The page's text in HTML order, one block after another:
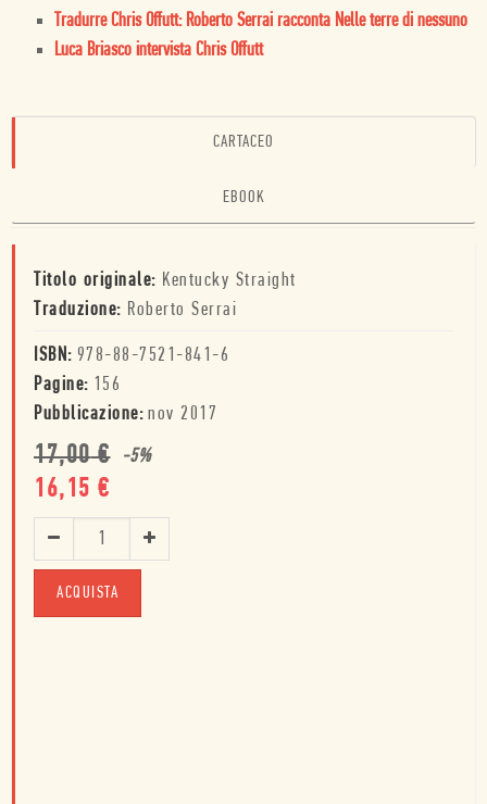
Tradurre Chris Offutt: Roberto Serrai racconta Nelle terre di nessuno
Luca Briasco intervista Chris Offutt
CARTACEO
EBOOK
Titolo originale: Kentucky Straight
Traduzione: Roberto Serrai
ISBN: 978-88-7521-841-6
Pagine: 156
Pubblicazione: nov 2017
17,00€ -5%
16,15 €
ACQUISTA